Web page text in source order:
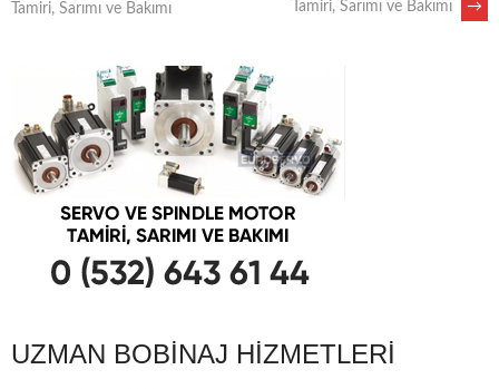
NAVIGATION
Tamiri, Sarımı ve Bakımı
Tamiri, Sarımı ve Bakımı
→
UZMAN BOBINAJ HIZMETLERI